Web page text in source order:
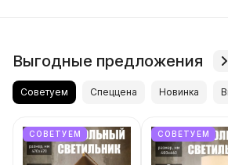
Выгодные предложения
Советуем Спеццена Новинка
СОВЕТУЕМ СОВЕТУЕМ